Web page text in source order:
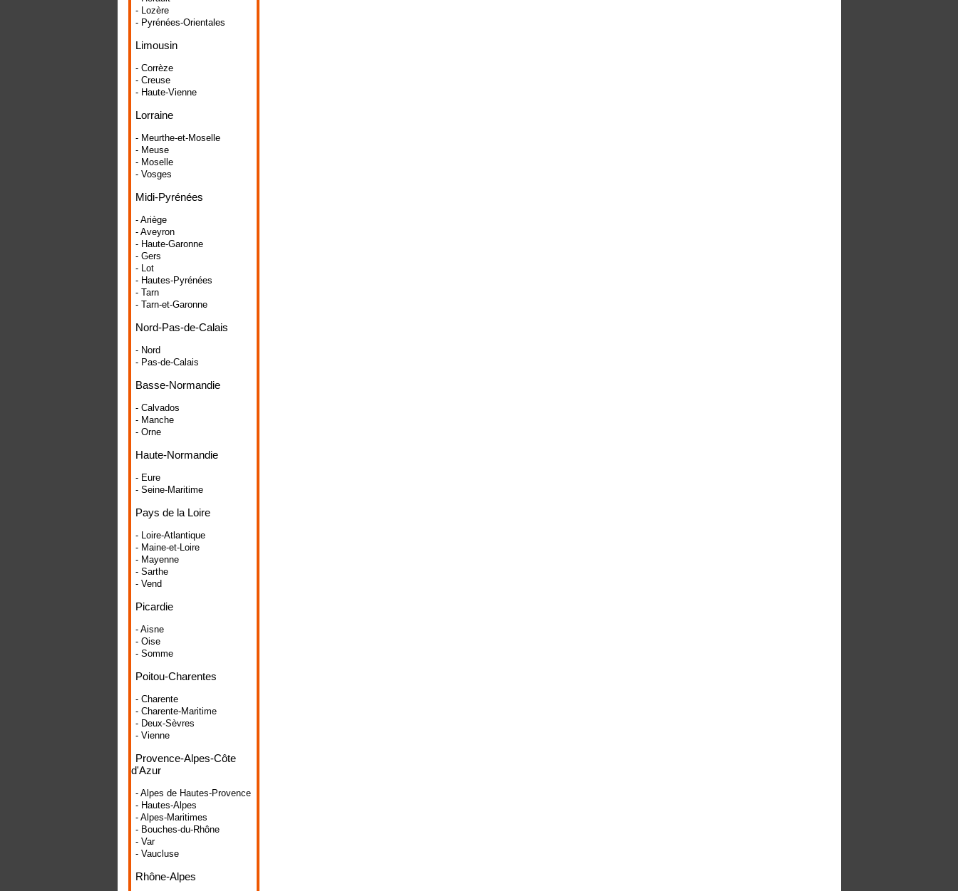
- Lozère
- Pyrénées-Orientales
Limousin
- Corrèze
- Creuse
- Haute-Vienne
Lorraine
- Meurthe-et-Moselle
- Meuse
- Moselle
- Vosges
Midi-Pyrénées
- Ariège
- Aveyron
- Haute-Garonne
- Gers
- Lot
- Hautes-Pyrénées
- Tarn
- Tarn-et-Garonne
Nord-Pas-de-Calais
- Nord
- Pas-de-Calais
Basse-Normandie
- Calvados
- Manche
- Orne
Haute-Normandie
- Eure
- Seine-Maritime
Pays de la Loire
- Loire-Atlantique
- Maine-et-Loire
- Mayenne
- Sarthe
- Vend
Picardie
- Aisne
- Oise
- Somme
Poitou-Charentes
- Charente
- Charente-Maritime
- Deux-Sèvres
- Vienne
Provence-Alpes-Côte
d'Azur
- Alpes de Hautes-Provence
- Hautes-Alpes
- Alpes-Maritimes
- Bouches-du-Rhône
- Var
- Vaucluse
Rhône-Alpes